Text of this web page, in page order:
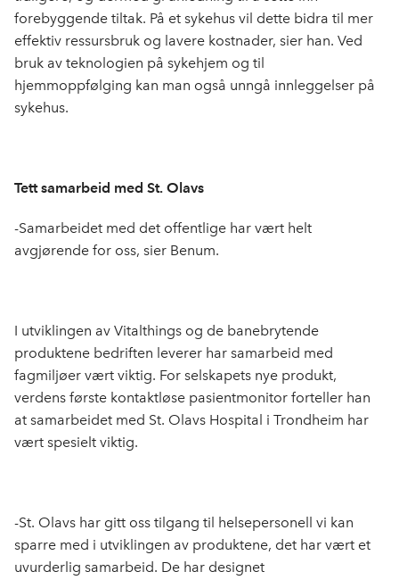
forebyggende tiltak. På et sykehus vil dette bidra til mer
effektiv ressursbruk og lavere kostnader, sier han. Ved
bruk av teknologien på sykehjem og til
hjemmoppfølging kan man også unngå innleggelser på
sykehus.
Tett samarbeid med St. Olavs
-Samarbeidet med det offentlige har vært helt
avgjørende for oss, sier Benum.
I utviklingen av Vitalthings og de banebrytende
produktene bedriften leverer har samarbeid med
fagmiljøer vært viktig. For selskapets nye produkt,
verdens første kontaktløse pasientmonitor forteller han
at samarbeidet med St. Olavs Hospital i Trondheim har
vært spesielt viktig.
-St. Olavs har gitt oss tilgang til helsepersonell vi kan
sparre med i utviklingen av produktene, det har vært et
uvurderlig samarbeid. De har designet